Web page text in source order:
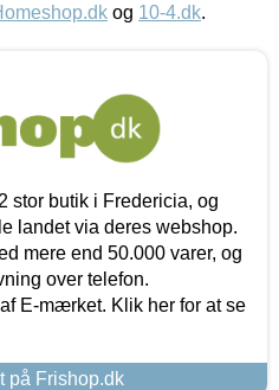
og 10-4.dk.
stor butik i Fredericia, og
landet via deres webshop.
mere end 50.000 varer, og
over telefon.
E-mærket. Klik her for at se
på Frishop.dk